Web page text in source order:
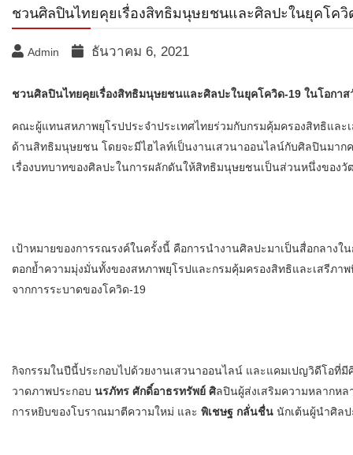
ชวนศิลปินไทยคุยเรื่องสิทธิมนุษยชนและศิลปะในยุคโค
Admin ธันวาคม 6, 2021
ชวนศิลปินไทยคุยเรื่องสิทธิมนุษยชนและศิลปะในยุคโควิด-19​ ในโอกา
คณะผู้แทนสหภาพยุโรปประจำประเทศไทยร่วมกับกรมคุ้มครองสิทธิและ
ด้านสิทธิมนุษยชน โดยจะมีไฮไลท์เป็นงานเสวนาออนไลน์กับศิลปินมา
เรื่องบทบาทของศิลปะในการผลักดันให้สิทธิมนุษยชนเป็นส่วนหนึ่งของ
เป้าหมายของการรณรงค์ในครั้งนี้ คือการนำงานศิลปะมาเป็นสื่อกลาง
ตอกย้ำความมุ่งมั่นทั้งของสหภาพยุโรปและกรมคุ้มครองสิทธิและเสรีภ
จากการระบาดของโควิด-19
กิจกรรมในปีนี้ประกอบไปด้วยงานเสวนาออนไลน์ และแคมเปญวิดีโอที่
วาดภาพประกอบ นรภัทร ศักดิ์อาธรทรัพย์ ศิลปินผู้ส่งเสริมความหลากห
การหยิบของโบราณมาตีความใหม่ และ พิเชษฐ กลั่นชื่น นักเต้นผู้นำศิล